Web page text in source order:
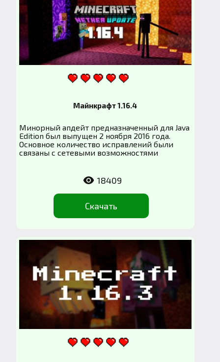
Майнкрафт 1.16.4
Минорный апдейт предназначенный для Java
Edition был выпущен 2 ноября 2016 года.
Основное количество исправлений были
связаны с сетевыми возможностями
Скачать
18409